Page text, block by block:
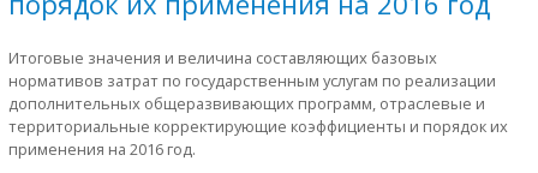
Итоговые значения и величина составляющих базовых
нормативов затрат по государственным услугам по реализации
дополнительных общеразвивающих программ, отраслевые и
территориальные корректирующие коэффициенты и порядок их
применения на 2016 год.